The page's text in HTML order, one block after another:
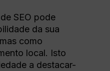
SEO pode
da sua
como
local. Isto
a destacar-